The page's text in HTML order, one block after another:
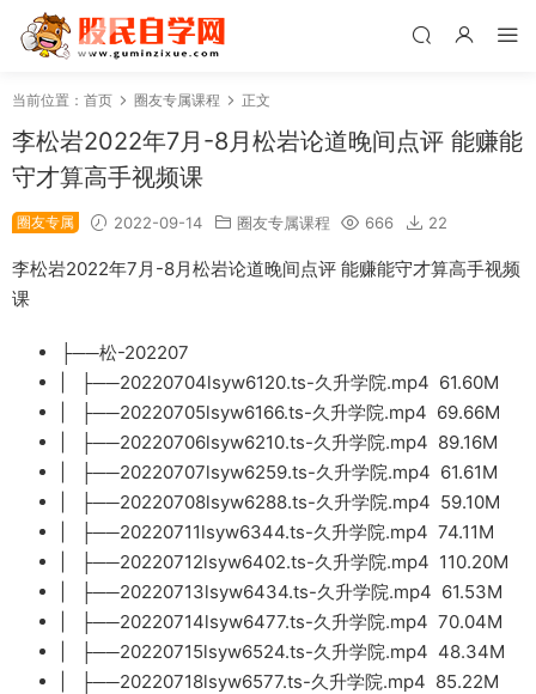
当前位置： 首页 圈友专属课程 正文
李松岩2022年7月-8月松岩论道晚间点评 能赚能
守才算高手视频课
圈友专属 2022-09-14 圈友专属课程 666 22
李松岩2022年7月-8月松岩论道晚间点评 能赚能守才算高手视频
课
├──松-202207
| ├──20220704lsyw6120.ts-久升学院.mp4 61.60M
| ├──20220705lsyw6166.ts-久升学院.mp4 69.66M
| ├──20220706lsyw6210.ts-久升学院.mp4 89.16M
| ├──20220707lsyw6259.ts-久升学院.mp4 61.61M
| ├──20220708lsyw6288.ts-久升学院.mp4 59.10M
| ├──20220711lsyw6344.ts-久升学院.mp4 74.11M
| ├──20220712lsyw6402.ts-久升学院.mp4 110.20M
| ├──20220713lsyw6434.ts-久升学院.mp4 61.53M
| ├──20220714lsyw6477.ts-久升学院.mp4 70.04M
| ├──20220715lsyw6524.ts-久升学院.mp4 48.34M
| ├──20220718lsyw6577.ts-久升学院.mp4 85.22M